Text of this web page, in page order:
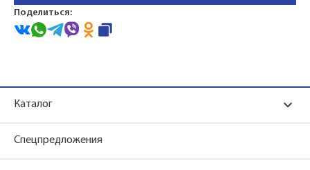
Поделиться:
Каталог
Спецпредложения